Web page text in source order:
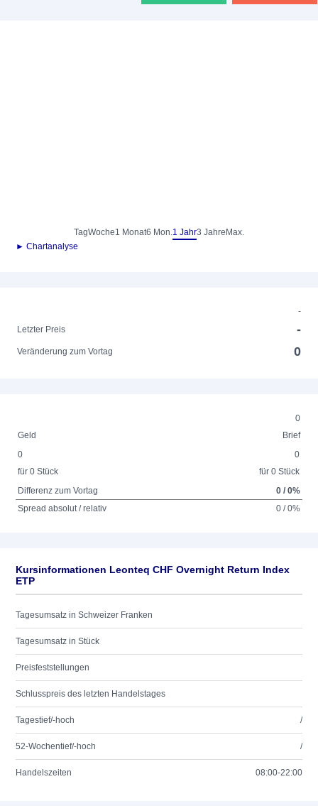
TagWoche1 Monat6 Mon.1 Jahr3 Jahre Max.
► Chartanalyse
-
Letzter Preis
-
Veränderung zum Vortag 0
0
Geld
Brief
0
für 0 Stück
0
für 0 Stück
Differenz zum Vortag
0 / 0%
Spread absolut / relativ
0 / 0%
Kursinformationen Leonteq CHF Overnight Return Index
ETP
Tagesumsatz in Schweizer Franken
Tagesumsatz in Stück
Preisfeststellungen
Schlusspreis des letzten Handelstages
Tagestief/-hoch /
52-Wochentief/-hoch /
Handelszeiten 08:00-22:00